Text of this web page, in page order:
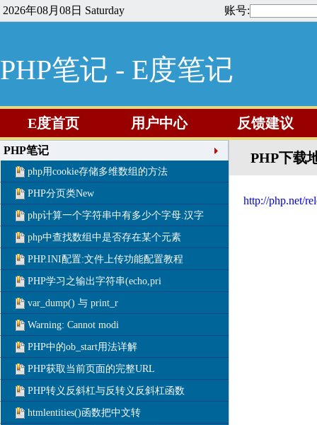
2026年08月08日 Saturday 账号:
PHP笔记 - E度笔记
E度首页 用户中心 反馈建议
PHP笔记
php用cookie存储多维数组的方法
PHP分页类New
php计算一个字符串中有多少个字母.汉字
php中查找数组中是否存在某个元素
PHP.INI配置:文件上传功能配置教程
PHP学习之输出字符串(echo,pri
var_dump() 与 print_r
Warning: Cannot modi
PHP中的ob_start用法详解
PHP获取当前页面的完整URL
PHP转义反斜杠与反转义反斜杠函数
htmlentities()函数把中文转
PHP下载
http://php.net/